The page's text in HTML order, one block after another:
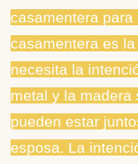
casamentera
casamentera es
necesita la
metal y la
pueden estar
esposa. La